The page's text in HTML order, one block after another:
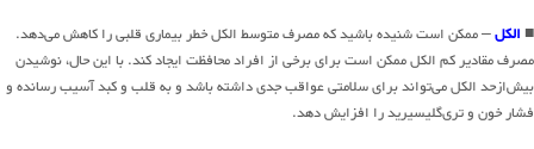
■الکل– ممکن است شنیده باشید که مصرف متوسط ​​الکل خطر بیماری قلبی را کاهش می‌دهد.
مصرف مقادیر کم الکل ممکن است برای برخی از افراد محافظت ایجاد کند. با این حال، نوشیدن
بیش‌ازحد الکل می‌تواند برای سلامتی عواقب جدی داشته باشد و به قلب و کبد آسیب رسانده و
فشار خون و تری‌گلیسیرید را افزایش دهد.